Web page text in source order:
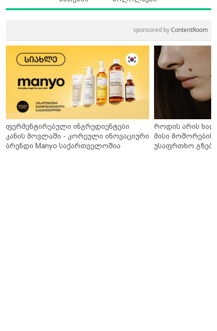
sponsored byContentRoom
ფერმენტირებული ინგრედიენტები
კანის მოვლაში - კორეული ინოვაციური
ბრენდი Manyo საქართველოშია
როდის არის
მისი მოშორების
უსაფრთხო გზები